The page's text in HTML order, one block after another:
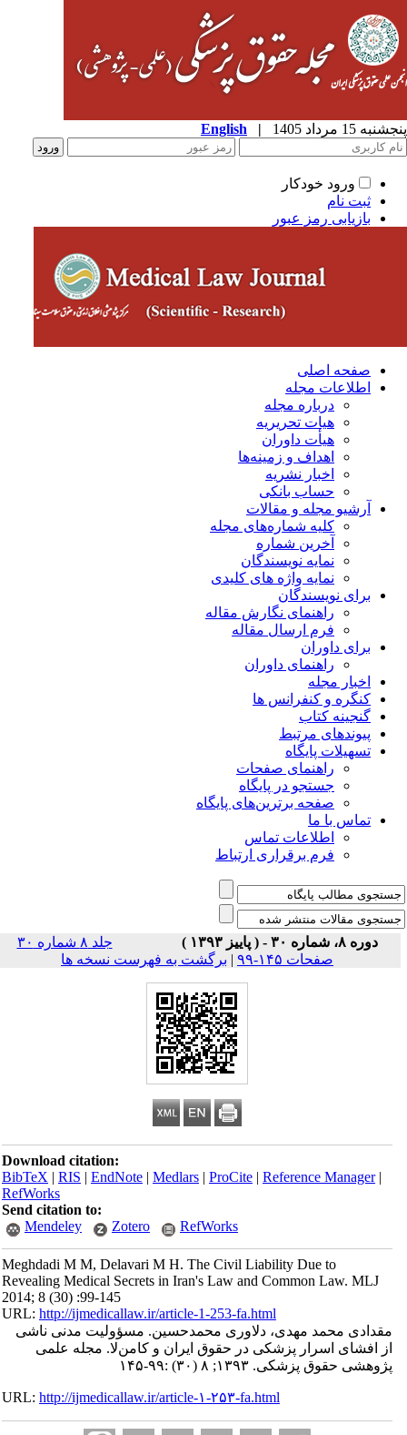
15 مرداد 1405 |
English
ورود خودکار
ثبت نام
بازیابی رمز عبور
صفحه اصلی
اطلاعات مجله
درباره مجله
هیات تحریریه
هیأت داوران
اهداف و زمینه‌ها
اخبار نشریه
حساب بانکی
آرشیو مجله و مقالات
کلیه شماره‌های مجله
آخرین شماره
نمایه نویسندگان
نمایه واژه های کلیدی
برای نویسندگان
راهنمای نگارش مقاله
فرم ارسال مقاله
برای داوران
راهنمای داوران
اخبار مجله
کنگره و کنفرانس ها
گنجینه کتاب
پیوندهای مرتبط
تسهیلات پایگاه
راهنمای صفحات
جستجو در پایگاه
صفحه برترین‌های پایگاه
تماس با ما
اطلاعات تماس
فرم برقراری ارتباط
دوره ۸، شماره ۳۰ - ( پاییز ۱۳۹۳ )
جلد ۸ شماره ۳۰
صفحات ۱۴۵-۹۹
|برگشت به فهرست نسخه ها
Download citation:
BibTeX|RIS|EndNote|Medlars|ProCite|Reference Manager
RefWorks
Send citation to:
Mendeley
Zotero RefWorks
Meghdadi M M, Delavari M H. The Civil Liability Due to
Revealing Medical Secrets in Iran's Law and Common Law. MLJ
2014; 8 (30) :99-145
URL:http://ijmedicallaw.ir/article-1-253-fa.html
مقدادی محمد مهدی، دلاوری محمدحسین. مسؤولیت مدنی ناشی
از افشای اسرار پزشکی در حقوق ایران‌ و‌ کامن‌لا. مجله علمی
پژوهشی حقوق پزشکی. ۱۳۹۳; ۸ (۳۰) :۹۹-۱۴۵
URL:http://ijmedicallaw.ir/article-۱-۲۵۳-fa.html